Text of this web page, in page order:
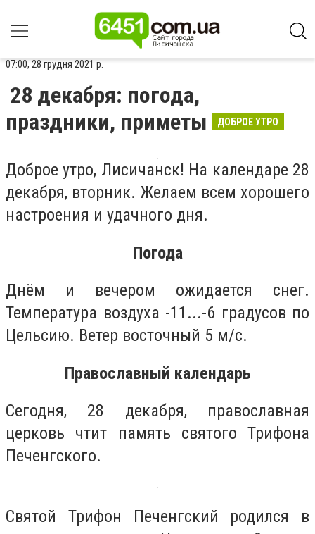
07:00, 28 грудня 2021 р.
28 декабря: погода,
праздники, приметы
ДОБРОЕ УТРО
Доброе утро, Лисичанск! На календаре 28
декабря, вторник. Желаем всем хорошего
настроения и удачного дня.
Погода
Днём и вечером ожидается снег.
Температура воздуха -11...-6 градусов по
Цельсию. Ветер восточный 5 м/с.
Православный календарь
Сегодня, 28 декабря, православная
церковь чтит память святого Трифона
Печенгского.
Святой Трифон Печенгский родился в